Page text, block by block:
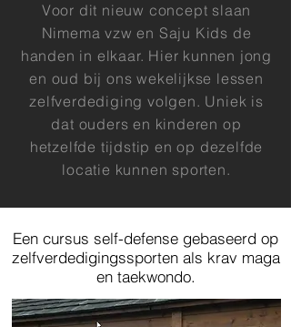
Voor dit nieuw concept slaan
Nimema vzw en Saju Kids de
handen in elkaar. Hier kunnen jong
en oud bij ons wekelijkse lessen
zelfverdediging volgen. Uniek is
dat ouders en kinderen op
hetzelfde tijdstip en op dezelfde
locatie kunnen sporten.
Een cursus self-defense gebaseerd op
zelfverdedigingssporten als krav maga
en taekwondo.